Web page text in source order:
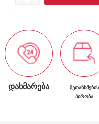
ᲓᲐᲮᲛᲐᲠᲔᲑᲐ
ᲨᲔᲗᲐᲜᲮᲛᲔᲑᲘᲡ
ᲞᲘᲠᲝᲑᲐ